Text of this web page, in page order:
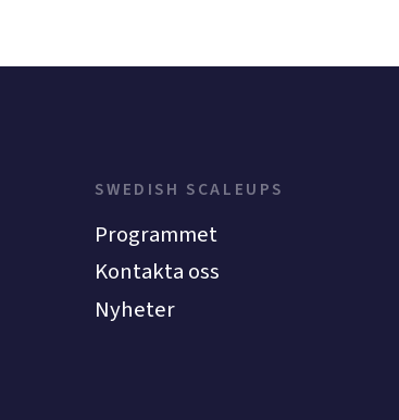
SWEDISH SCALEUPS
Programmet
Kontakta oss
Nyheter